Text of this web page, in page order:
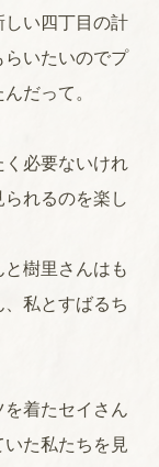
い四丁目の計
いたいのでプ
だって。
必要ないけれ
れるのを楽し
と樹里さんはも
私とすばるち
着たセイさん
た私たちを見